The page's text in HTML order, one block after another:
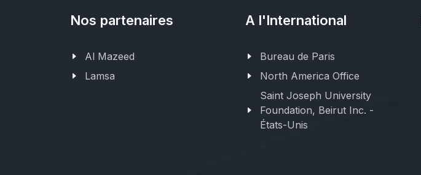
Nos partenaires
Al Mazeed
Lamsa
A l'International
Bureau de Paris
North America Office
Saint Joseph University
Foundation, Beirut Inc. -
États-Unis